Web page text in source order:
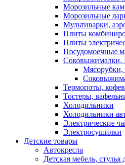
Морозильные
Морозильные
Мультиварки,
Плиты
Плиты
Посудомоечные
Соковыжималки,
Термопоты,
Тостеры,
Холодильники
Холодильники
Электрические
Электросушилки
Детские товары
Автокресла
Детская мебель, стулья